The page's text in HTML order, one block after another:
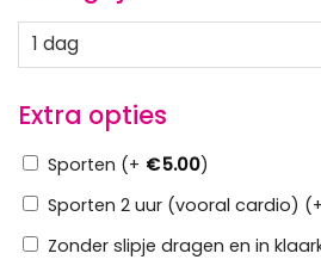
Extra opties
Sporten (+ €5.00)
Sporten 2 uur (vooral cardio) (+
Zonder slipje dragen en in